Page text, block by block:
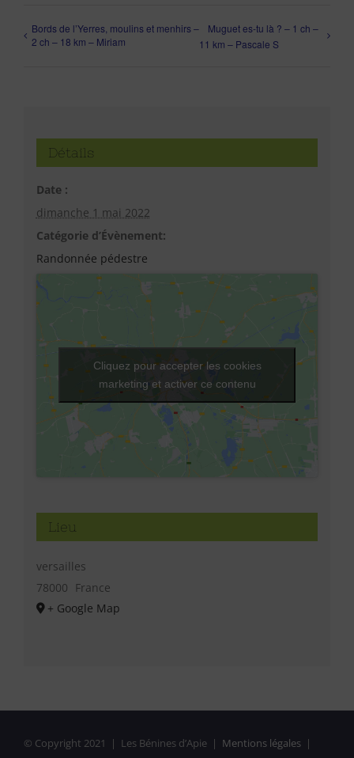
Bords de l’Yerres, moulins et menhirs –
2 ch – 18 km – Miriam
Muguet es-tu là ? – 1 ch –
11 km – Pascale S
Détails
Date :
dimanche 1 mai 2022
Catégorie d’Évènement:
Randonnée pédestre
Lieu
versailles
78000 France
+ Google Map
Cliquez pour accepter les cookies
marketing et activer ce contenu
© Copyright 2021 | Les Bénines d’Apie | Mentions légales|